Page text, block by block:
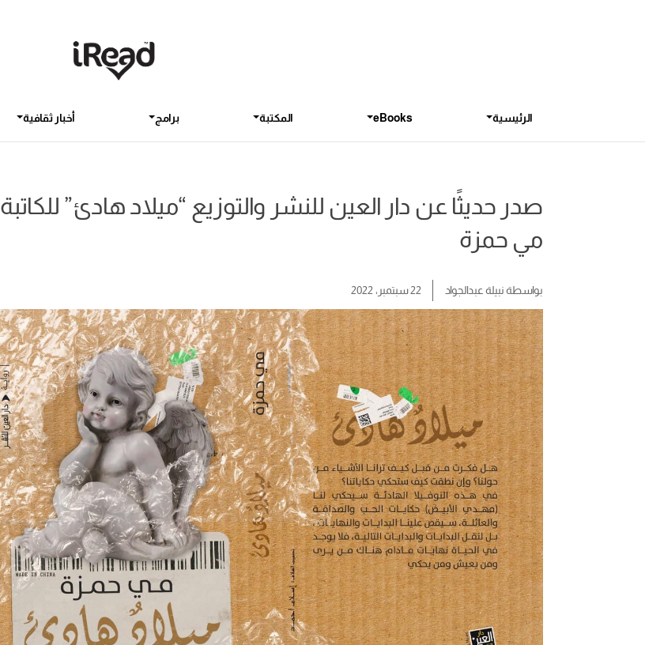
الرئيسية eBooks المكتبة برامج أخبار ثقافية
صدر حديثًا عن دار العين للنشر والتوزيع “ميلاد هادئ” للكاتبة
مي حمزة
بواسطةنبيلة عبدالجواد 22 سبتمبر، 2022